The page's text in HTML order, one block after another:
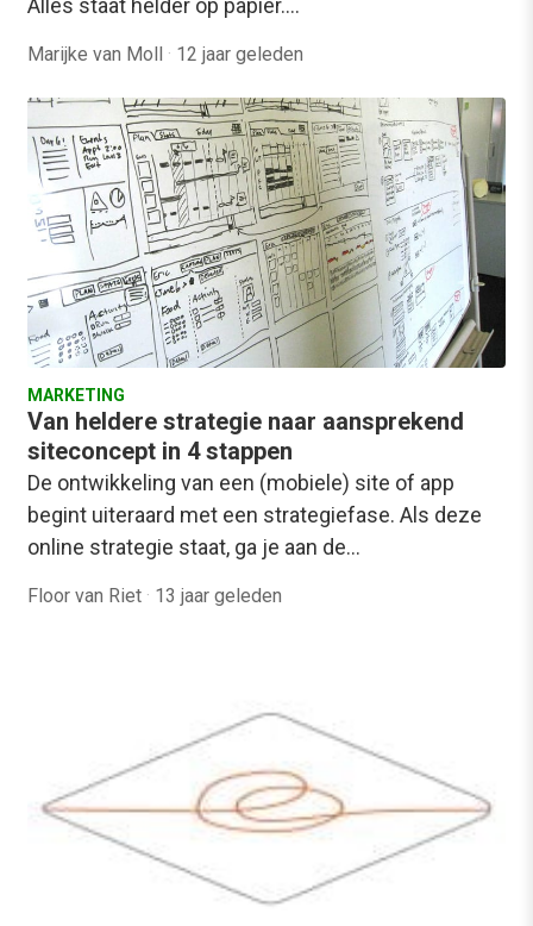
Alles staat helder op papier.…
Marijke van Moll · 12 jaar geleden
MARKETING
Van heldere strategie naar aansprekend
siteconcept in 4 stappen
De ontwikkeling van een (mobiele) site of app
begint uiteraard met een strategiefase. Als deze
online strategie staat, ga je aan de…
Floor van Riet · 13 jaar geleden